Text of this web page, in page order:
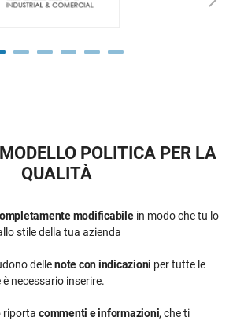
POLITICA PER LA
QUALITÀ
modificabilein modo che tu lo
stile della tua azienda
dellenote con indicazioni per tutte le
necessario inserire.
riporta commenti e informazioni, che ti